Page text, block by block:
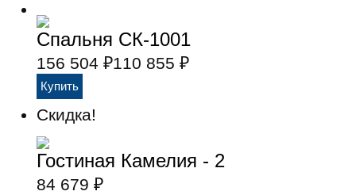
Спальня СК-1001
156 504 ₽110 855 ₽
Скидка!
Гостиная Камелия - 2
84 679 ₽